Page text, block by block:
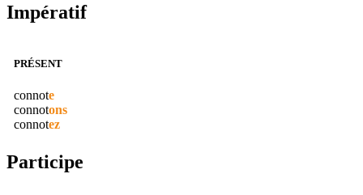
Impératif
PRÉSENT
connote
connotons
connotez
Participe